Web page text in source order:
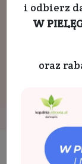
i odbierz
W
oraz